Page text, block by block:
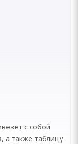
с собой
а также таблицу